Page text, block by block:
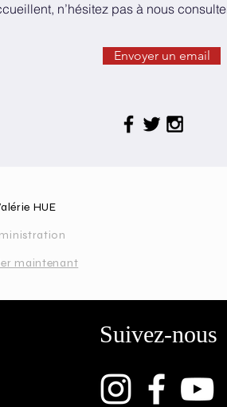
n’hésitez pas à nous
Envoyer un email
HUE
maintenant
Suivez-nous